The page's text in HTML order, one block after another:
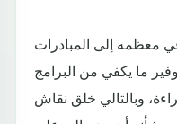
معظمه إلى المبادرات
ما يكفي من البرامج
وبالتالي خلق نقاش